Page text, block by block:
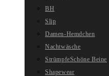
BH
Slip
Damen-Hemdchen
Nachtwäsche
StrümpfeSchöne Beine
Shapewear